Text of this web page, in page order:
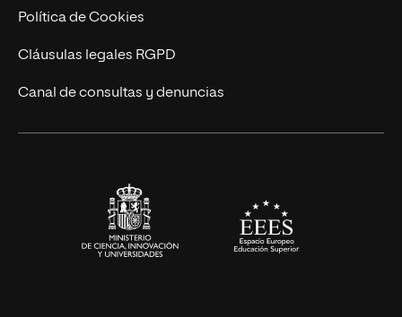
Ingeniería
Diseño
Ciencias de la Salud
Política de Cookies
Cláusulas legales RGPD
Canal de consultas y denuncias